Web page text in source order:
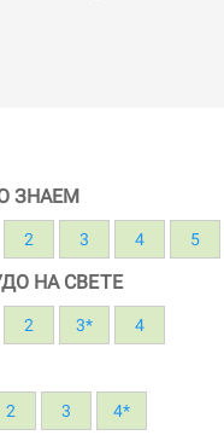
ЗНАЕМ
2 3 4 5
НА СВЕТЕ
2 3* 4
2 3 4*